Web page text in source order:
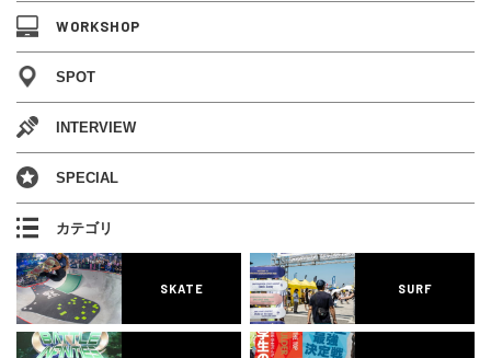
WORKSHOP
SPOT
INTERVIEW
SPECIAL
カテゴリ
SKATE SURF